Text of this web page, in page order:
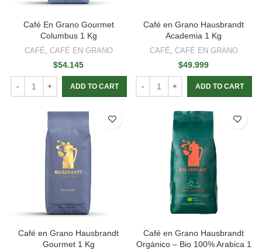
Café En Grano Gourmet
Columbus 1 Kg
CAFÉ, CAFÉ EN GRANO
$54.145
ADD TO CART
Café en Grano Hausbrandt
Academia 1 Kg
CAFÉ, CAFÉ EN GRANO
$49.999
ADD TO CART
Café en Grano Hausbrandt
Gourmet 1 Kg
Café en Grano Hausbrandt
Orgánico – Bio 100% Arabica 1